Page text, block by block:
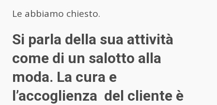
Le abbiamo chiesto.
Si parla della sua attività
come di un salotto alla
moda. La cura e
l’accoglienza del cliente è